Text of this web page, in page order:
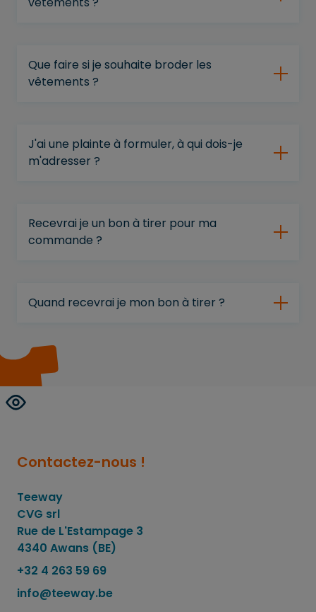
Que faire si je souhaite broder les
vêtements ?
J'ai une plainte à formuler, à qui dois-je
m'adresser ?
Recevrai je un bon à tirer pour ma
commande ?
Quand recevrai je mon bon à tirer ?
Contactez-nous !
Teeway
CVG srl
Rue de L'Estampage 3
4340 Awans (BE)
+32 4 263 59 69
info@teeway.be